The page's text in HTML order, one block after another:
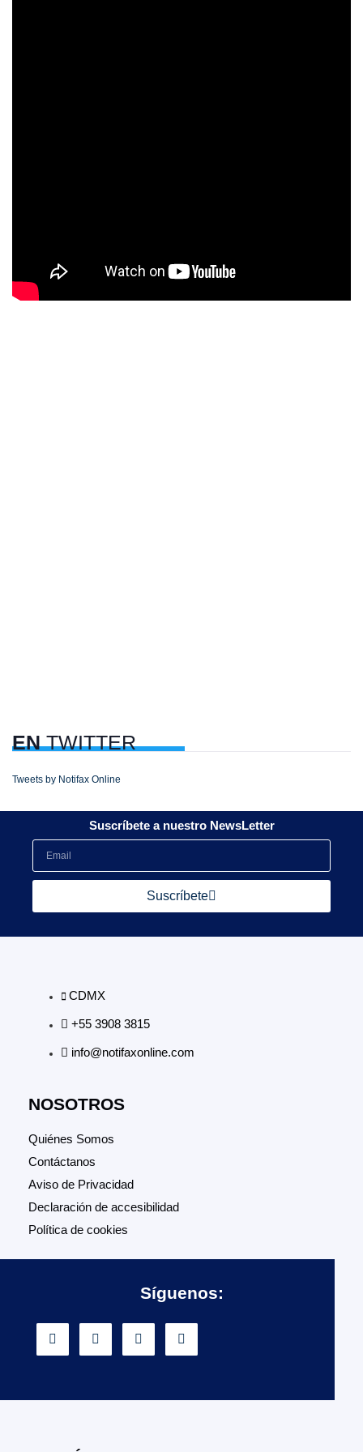
ENTWITTER
Tweets by Notifax Online
Suscríbete a nuestro NewsLetter
Suscríbete
CDMX
+55 3908 3815
info@notifaxonline.com
NOSOTROS
Quiénes Somos
Contáctanos
Aviso de Privacidad
Declaración de accesibilidad
Política de cookies
Síguenos: